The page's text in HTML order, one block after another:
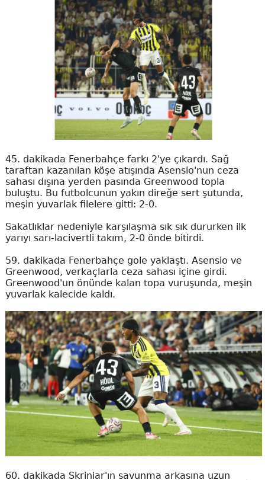
45. dakikada Fenerbahçe farkı 2'ye çıkardı. Sağ
taraftan kazanılan köşe atışında Asensio'nun ceza
sahası dışına yerden pasında Greenwood topla
buluştu. Bu futbolcunun yakın direğe sert şutunda,
meşin yuvarlak filelere gitti: 2-0.
Sakatlıklar nedeniyle karşılaşma sık sık dururken ilk
yarıyı sarı-lacivertli takım, 2-0 önde bitirdi.
59. dakikada Fenerbahçe gole yaklaştı. Asensio ve
Greenwood, verkaçlarla ceza sahası içine girdi.
Greenwood'un önünde kalan topa vuruşunda, meşin
yuvarlak kalecide kaldı.
60. dakikada Skriniar'ın savunma arkasına uzun